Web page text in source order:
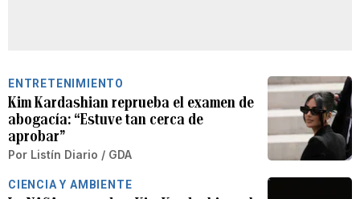
ENTRETENIMIENTO
Kim Kardashian reprueba el examen de
abogacía: “Estuve tan cerca de
aprobar”
Por Listín Diario / GDA
CIENCIA Y AMBIENTE